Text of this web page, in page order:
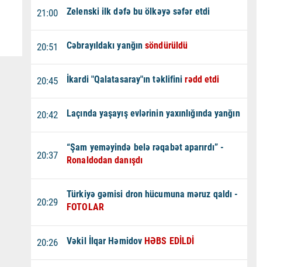
21:00 Zelenski ilk dəfə bu ölkəyə səfər etdi
20:51 Cəbrayıldakı yanğınsöndürüldü
20:45 İkardi "Qalatasaray"ın təklifinirədd etdi
20:42 Laçında yaşayış evlərinin yaxınlığında yanğın
20:37
“Şam yeməyində belə rəqabət aparırdı” -
Ronaldodan danışdı
20:29
Türkiyə gəmisi dron hücumuna məruz qaldı -
FOTOLAR
20:26 Vəkil İlqar Həmidov HƏBS EDİLDİ